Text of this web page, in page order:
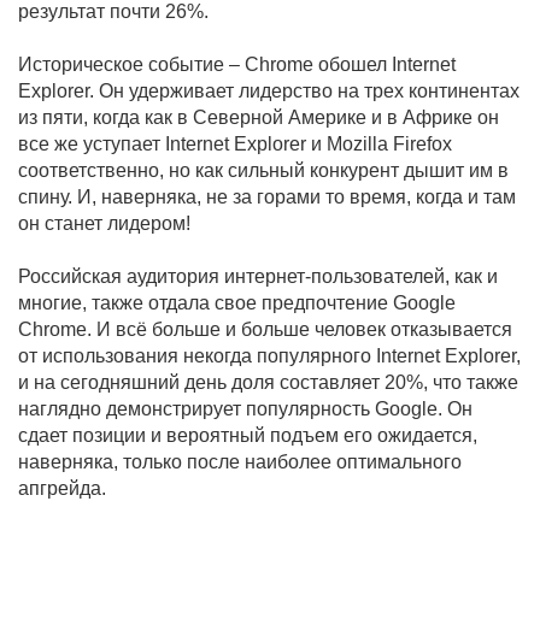
результат почти 26%.
Историческое событие – Chrome обошел Internet
Explorer. Он удерживает лидерство на трех континентах
из пяти, когда как в Северной Америке и в Африке он
все же уступает Internet Explorer и Mozilla Firefox
соответственно, но как сильный конкурент дышит им в
спину. И, наверняка, не за горами то время, когда и там
он станет лидером!
Российская аудитория интернет-пользователей, как и
многие, также отдала свое предпочтение Google
Chrome. И всё больше и больше человек отказывается
от использования некогда популярного Internet Explorer,
и на сегодняшний день доля составляет 20%, что также
наглядно демонстрирует популярность Google. Он
сдает позиции и вероятный подъем его ожидается,
наверняка, только после наиболее оптимального
апгрейда.